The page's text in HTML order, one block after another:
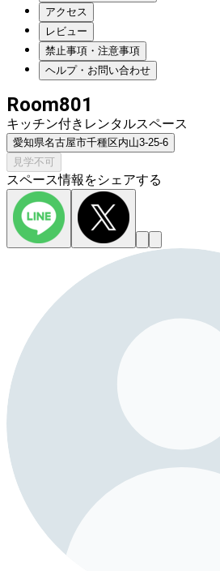
アクセス
レビュー
禁止事項・注意事項
ヘルプ・お問い合わせ
Room801
キッチン付きレンタルスペース
愛知県名古屋市千種区内山3-25-6
見学不可
スペース情報をシェアする